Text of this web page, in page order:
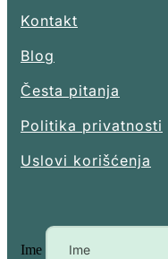
Kontakt
Blog
Česta pitanja
Politika privatnosti
Uslovi korišćenja
Ime